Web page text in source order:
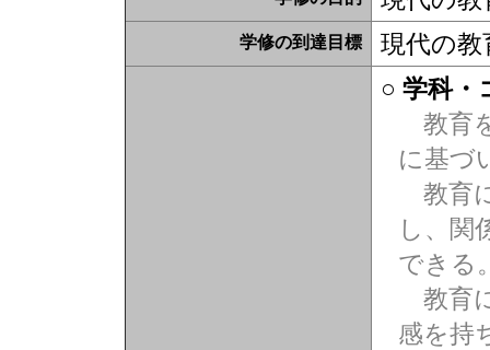
学修の到達目標 現代の教
○ 学科・
教育
に基づ
教育
し、関
できる
教育
感を持